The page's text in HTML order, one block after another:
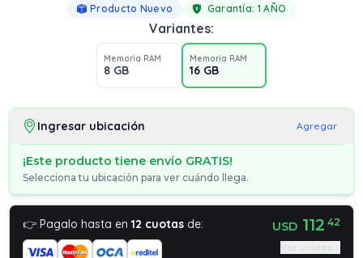
Producto Nuevo Garantía: 1 AÑO
Variantes:
Memoria RAM
8 GB
Memoria RAM
16 GB
Ingresar ubicación Agregar
¡Este producto tiene envío GRATIS!
Selecciona tu ubicación para ver cuándo llega.
👉 Pagalo hasta en12 cuotas de: USD 112 42
Ver cuotas